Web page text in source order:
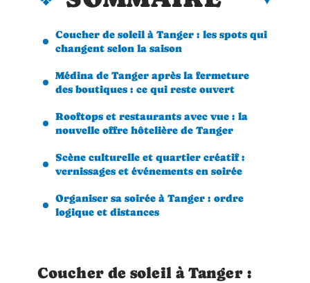
Coucher de soleil à Tanger : les spots qui
changent selon la saison
Médina de Tanger après la fermeture
des boutiques : ce qui reste ouvert
Rooftops et restaurants avec vue : la
nouvelle offre hôtelière de Tanger
Scène culturelle et quartier créatif :
vernissages et événements en soirée
Organiser sa soirée à Tanger : ordre
logique et distances
Coucher de soleil à Tanger :